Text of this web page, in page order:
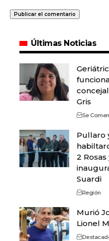
Últimas Noticias
Gris
Se
Pullaro
2
Suardi
Región
Murió
Lionel